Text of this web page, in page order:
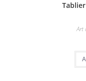
Art